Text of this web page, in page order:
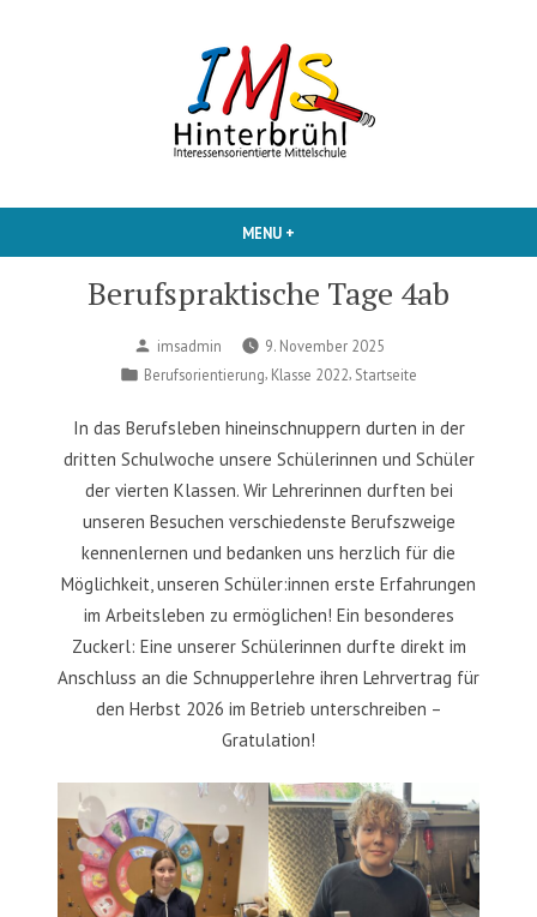
IMS Hinterbruehl
MENU +
Berufspraktische Tage 4ab
Posted
by
imsadmin
9. November 2025
Posted
Berufsorientierung Klasse 2022 Startseite
In das Berufsleben hineinschnuppern durten in der
dritten Schulwoche unsere Schülerinnen und Schüler
der vierten Klassen. Wir Lehrerinnen durften bei
unseren Besuchen verschiedenste Berufszweige
kennenlernen und bedanken uns herzlich für die
Möglichkeit, unseren Schüler:innen erste Erfahrungen
im Arbeitsleben zu ermöglichen! Ein besonderes
Zuckerl: Eine unserer Schülerinnen durfte direkt im
Anschluss an die Schnupperlehre ihren Lehrvertrag für
den Herbst 2026 im Betrieb unterschreiben –
Gratulation!